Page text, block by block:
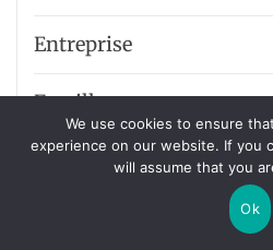
Entreprise
Famille
Finance
We use cookies to ensure
experience on our website. If you
will assume that you
Ok